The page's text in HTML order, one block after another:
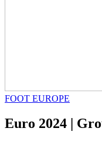
FOOT EUROPE
Euro 2024 |